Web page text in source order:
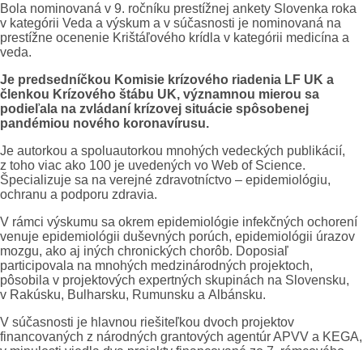
Bola nominovaná v 9. ročníku prestížnej ankety Slovenka roka
v kategórii Veda a výskum a v súčasnosti je nominovaná na
prestížne ocenenie Krištáľového krídla v kategórii medicína a
veda.
Je predsedníčkou Komisie krízového riadenia LF UK a
členkou Krízového štábu UK, významnou mierou sa
podieľala na zvládaní krízovej situácie spôsobenej
pandémiou nového koronavírusu.
Je autorkou a spoluautorkou mnohých vedeckých publikácií,
z toho viac ako 100 je uvedených vo Web of Science.
Špecializuje sa na verejné zdravotníctvo – epidemiológiu,
ochranu a podporu zdravia.
V rámci výskumu sa okrem epidemiológie infekčných ochorení
venuje epidemiológii duševných porúch, epidemiológii úrazov
mozgu, ako aj iných chronických chorôb. Doposiaľ
participovala na mnohých medzinárodných projektoch,
pôsobila v projektových expertných skupinách na Slovensku,
v Rakúsku, Bulharsku, Rumunsku a Albánsku.
V súčasnosti je hlavnou riešiteľkou dvoch projektov
financovaných z národných grantových agentúr APVV a KEGA,